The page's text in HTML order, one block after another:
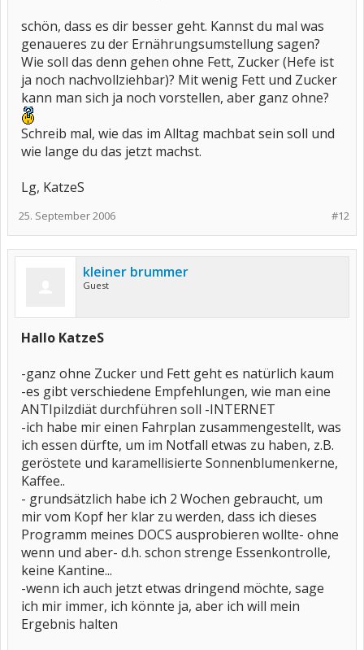
schön, dass es dir besser geht. Kannst du mal was
genaueres zu der Ernährungsumstellung sagen?
Wie soll das denn gehen ohne Fett, Zucker (Hefe ist
ja noch nachvollziehbar)? Mit wenig Fett und Zucker
kann man sich ja noch vorstellen, aber ganz ohne?
Schreib mal, wie das im Alltag machbat sein soll und
wie lange du das jetzt machst.
Lg, KatzeS
#12
25. September 2006
kleiner brummer
Guest
Hallo KatzeS
-ganz ohne Zucker und Fett geht es natürlich kaum
-es gibt verschiedene Empfehlungen, wie man eine
ANTIpilzdiät durchführen soll -INTERNET
-ich habe mir einen Fahrplan zusammengestellt, was
ich essen dürfte, um im Notfall etwas zu haben, z.B.
geröstete und karamellisierte Sonnenblumenkerne,
Kaffee..
- grundsätzlich habe ich 2 Wochen gebraucht, um
mir vom Kopf her klar zu werden, dass ich dieses
Programm meines DOCS ausprobieren wollte- ohne
wenn und aber- d.h. schon strenge Essenkontrolle,
keine Kantine...
-wenn ich auch jetzt etwas dringend möchte, sage
ich mir immer, ich könnte ja, aber ich will mein
Ergebnis halten